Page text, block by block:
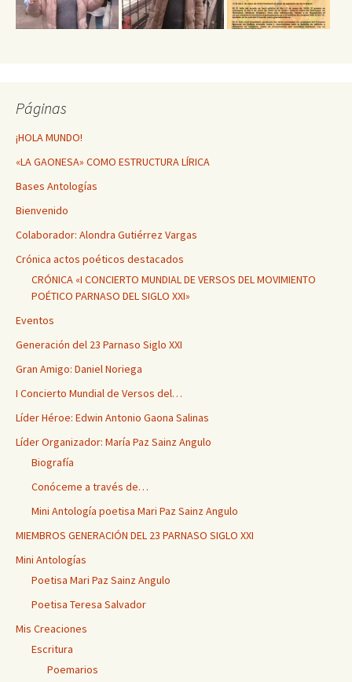
Páginas
¡HOLA MUNDO!
«LA GAONESA» COMO ESTRUCTURA LÍRICA
Bases Antologías
Bienvenido
Colaborador: Alondra Gutiérrez Vargas
Crónica actos poéticos destacados
CRÓNICA «I CONCIERTO MUNDIAL DE VERSOS DEL MOVIMIENTO
POÉTICO PARNASO DEL SIGLO XXI»
Eventos
Generación del 23 Parnaso Siglo XXI
Gran Amigo: Daniel Noriega
I Concierto Mundial de Versos del…
Líder Héroe: Edwin Antonio Gaona Salinas
Líder Organizador: María Paz Sainz Angulo
Biografía
Conóceme a través de…
Mini Antología poetisa Mari Paz Sainz Angulo
MIEMBROS GENERACIÓN DEL 23 PARNASO SIGLO XXI
Mini Antologías
Poetisa Mari Paz Sainz Angulo
Poetisa Teresa Salvador
Mis Creaciones
Escritura
Poemarios